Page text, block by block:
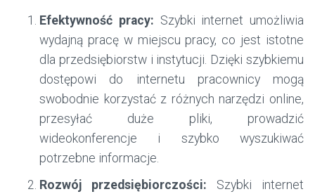
Efektywność pracy: Szybki internet umożliwia
wydajną pracę w miejscu pracy, co jest istotne
dla przedsiębiorstw i instytucji. Dzięki szybkiemu
dostępowi do internetu pracownicy mogą
swobodnie korzystać z różnych narzędzi online,
przesyłać duże pliki, prowadzić
wideokonferencje i szybko wyszukiwać
potrzebne informacje.
Rozwój przedsiębiorczości: Szybki internet